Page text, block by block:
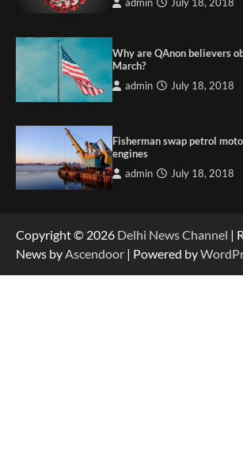
admin July 18, 2018
Why are QAnon believers
March?
admin July 18, 2018
Fisherman swap petrol
engines
admin July 18, 2018
Copyright © 2026 Delhi News Channel |
News byAscendoor | Powered by